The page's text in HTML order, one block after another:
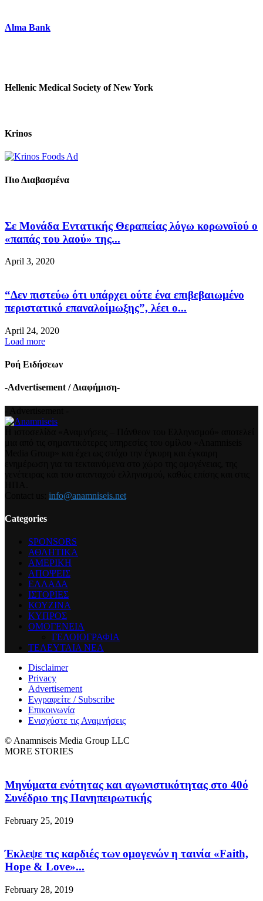
Alma Bank
Hellenic Medical Society of New York
Krinos
Πιο Διαβασμένα
Σε Μονάδα Εντατικής Θεραπείας λόγω κορωνοϊού ο
«παπάς του λαού» της...
April 3, 2020
“Δεν πιστεύω ότι υπάρχει ούτε ένα επιβεβαιωμένο
περιστατικό επαναλοίμωξης”, λέει ο...
April 24, 2020
Load more
Ροή Ειδήσεων
-Advertisement / Διαφήμιση-
info@anamniseis.net
Categories
SPONSORS
ΑΘΛΗΤΙΚΑ
ΑΜΕΡΙΚΗ
ΑΠΟΨΕΙΣ
ΕΛΛΑΔΑ
ΙΣΤΟΡΙΕΣ
ΚΟΥΖΙΝΑ
ΚΥΠΡΟΣ
ΟΜΟΓΕΝΕΙΑ
ΓΕΛΟΙΟΓΡΑΦΙΑ
ΤΕΛΕΥΤΑΙΑ ΝΕΑ
Disclaimer
Privacy
Advertisement
Εγγραφείτε / Subscribe
Επικοινωνία
Ενισχύστε τις Αναμνήσεις
© Anamniseis Media Group LLC
MORE STORIES
Μηνύματα ενότητας και αγωνιστικότητας στο 40ό
Συνέδριο της Πανηπειρωτικής
February 25, 2019
Έκλεψε τις καρδιές των ομογενών η ταινία «Faith,
Hope & Love»...
February 28, 2019